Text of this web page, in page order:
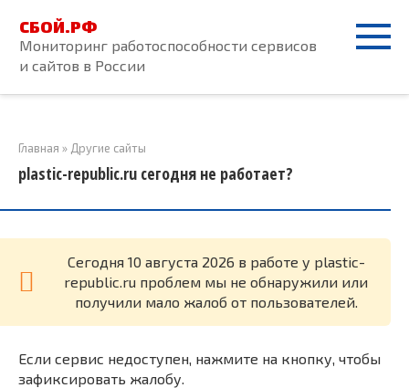
контенту
СБОЙ.РФ
Мониторинг работоспособности сервисов
и сайтов в России
Главная » Другие сайты
plastic-republic.ru сегодня не работает?
Cегодня 10 августа 2026 в работе у plastic-
republic.ru проблем мы не обнаружили или
получили мало жалоб от пользователей.
Если сервис недоступен, нажмите на кнопку, чтобы
зафиксировать жалобу.